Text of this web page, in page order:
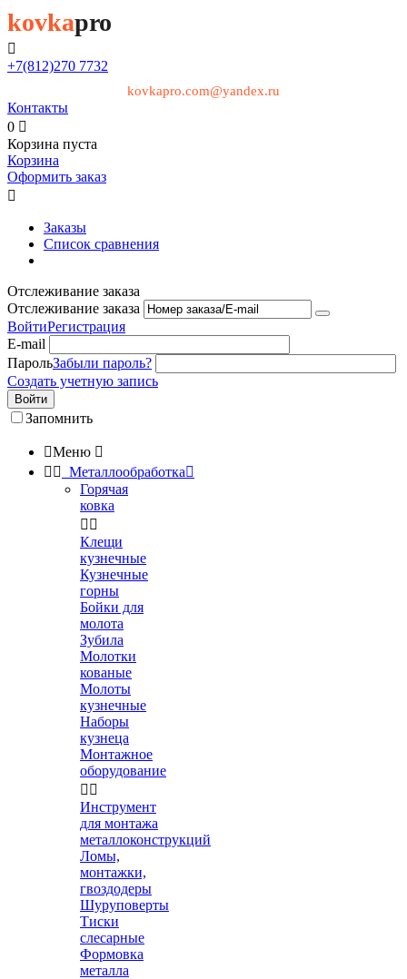
kovkapro

+7(812)270 7732
kovkapro.com@yandex.ru
Контакты
0 
Корзина пуста
Корзина
Оформить заказ

Заказы
Список сравнения
Отслеживание заказа
Отслеживание заказа
ВойтиРегистрация
E-mail
ПарольЗабыли пароль?
Создать учетную запись
Войти
Запомнить
Меню 
  Металлообработка
Горячая
ковка
 
Клещи
кузнечные
Кузнечные
горны
Бойки для
молота
Зубила
Молотки
кованые
Молоты
кузнечные
Наборы
кузнеца
Монтажное
оборудование
 
Инструмент
для монтажа
металлоконструкций
Ломы,
монтажки,
гвоздодеры
Шуруповерты
Тиски
слесарные
Формовка
металла